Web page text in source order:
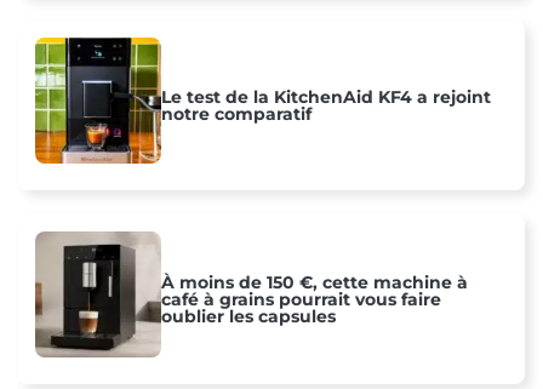
Le test de la KitchenAid KF4 a rejoint
notre comparatif
À moins de 150 €, cette machine à
café à grains pourrait vous faire
oublier les capsules